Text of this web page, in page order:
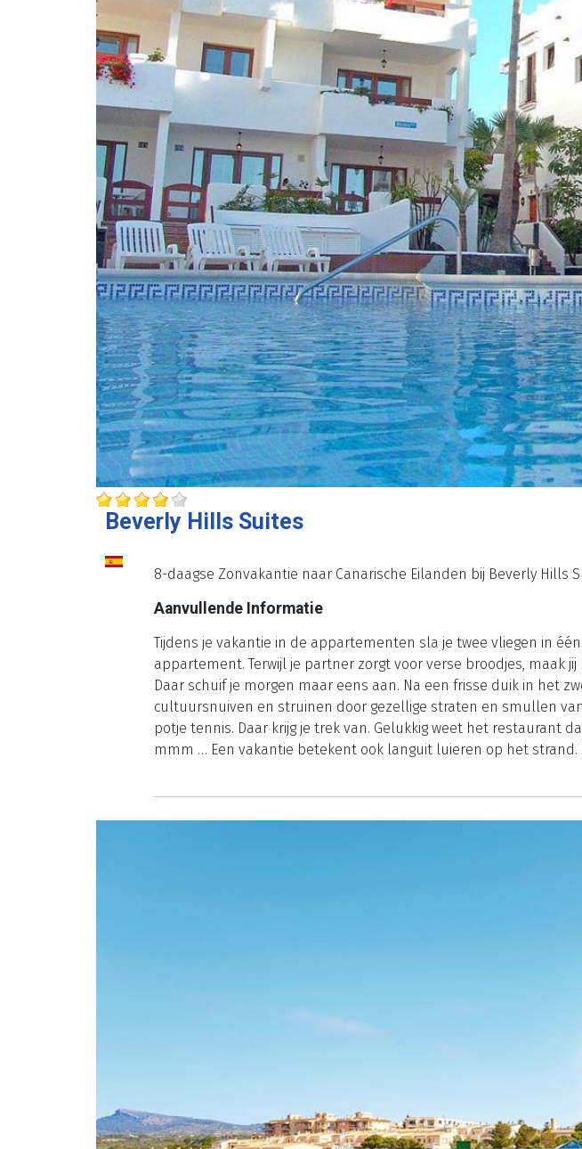
Beverly Hills Suites
8-daagse Zonvakantie naar Canarische Eilanden bij Beverly Hills
Aanvullende Informatie
Tijdens je vakantie in de appartementen sla je twee vliegen in
appartement. Terwijl je partner zorgt voor verse broodjes, maak
Daar schuif je morgen maar eens aan. Na een frisse duik in het
cultuursnuiven en struinen door gezellige straten en smullen
potje tennis. Daar krijg je trek van. Gelukkig weet het restaurant
mmm … Een vakantie betekent ook languit luieren op het